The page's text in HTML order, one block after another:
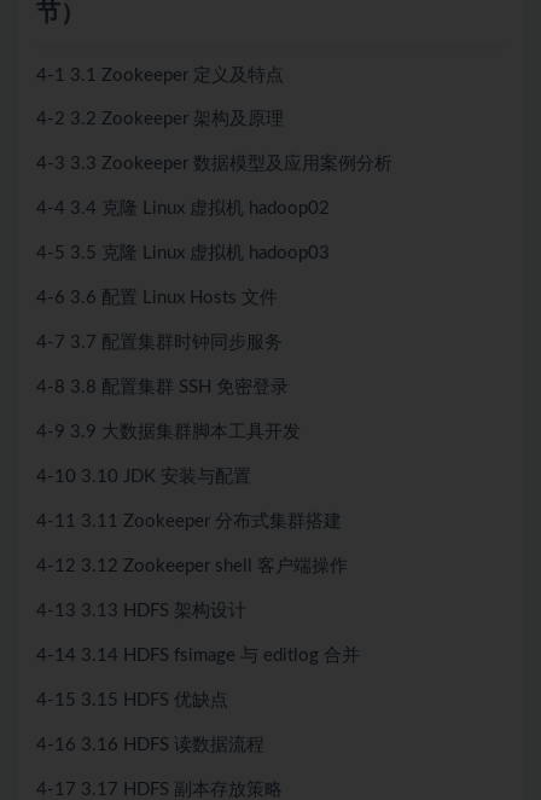
节）
4-1 3.1 Zookeeper 定义及特点
4-2 3.2 Zookeeper 架构及原理
4-3 3.3 Zookeeper 数据模型及应用案例分析
4-4 3.4 克隆 Linux 虚拟机 hadoop02
4-5 3.5 克隆 Linux 虚拟机 hadoop03
4-6 3.6 配置 Linux Hosts 文件
4-7 3.7 配置集群时钟同步服务
4-8 3.8 配置集群 SSH 免密登录
4-9 3.9 大数据集群脚本工具开发
4-10 3.10 JDK 安装与配置
4-11 3.11 Zookeeper 分布式集群搭建
4-12 3.12 Zookeeper shell 客户端操作
4-13 3.13 HDFS 架构设计
4-14 3.14 HDFS fsimage 与 editlog 合并
4-15 3.15 HDFS 优缺点
4-16 3.16 HDFS 读数据流程
4-17 3.17 HDFS 副本存放策略